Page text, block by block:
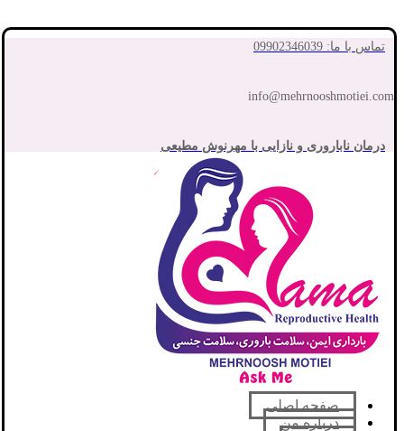
تماس با ما: 09902346039
info@mehrnooshmotiei.com
درمان ناباروری و نازایی با مهرنوش مطیعی
صفحه اصلی
درباره من